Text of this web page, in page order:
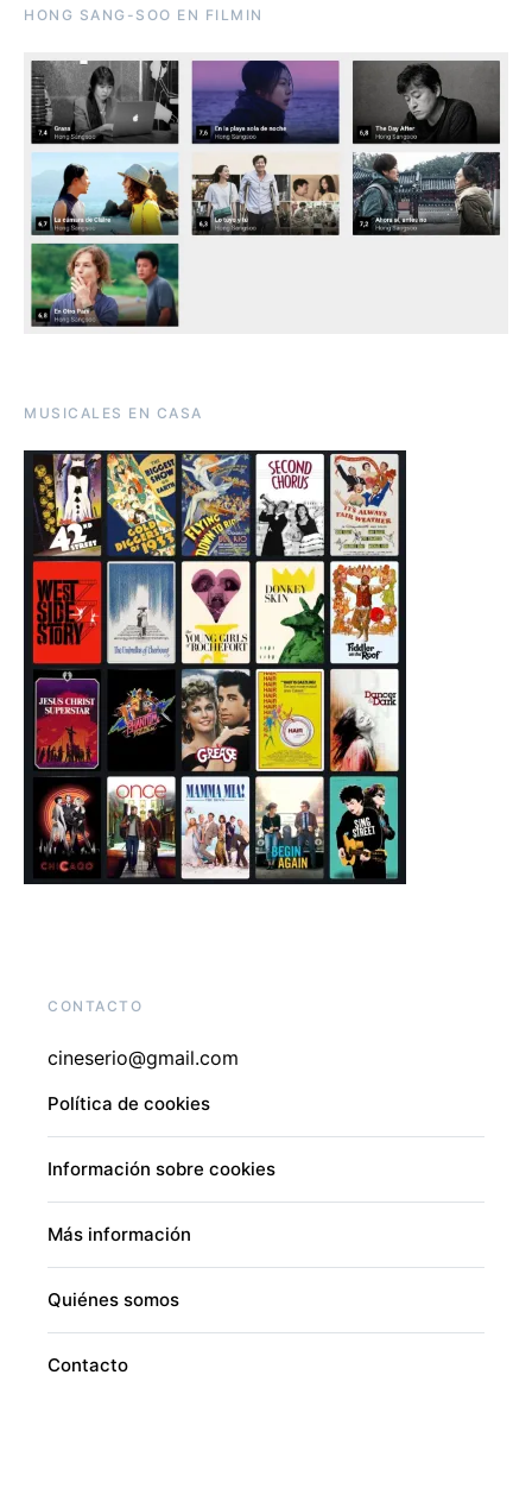
HONG SANG-SOO EN FILMIN
MUSICALES EN CASA
CONTACTO
cineserio@gmail.com
Política de cookies
Información sobre cookies
Más información
Quiénes somos
Contacto